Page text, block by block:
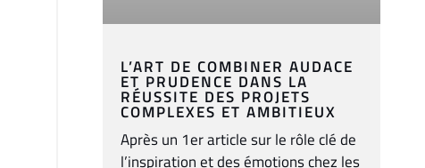
L’ART DE COMBINER AUDACE
ET PRUDENCE DANS LA
RÉUSSITE DES PROJETS
COMPLEXES ET AMBITIEUX
Après un 1er article sur le rôle clé de
l’inspiration et des émotions chez les